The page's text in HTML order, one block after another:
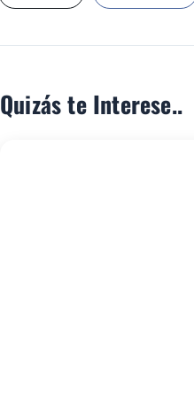
Quizás te Interese..